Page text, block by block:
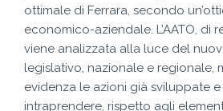
ottimale di Ferrara, secondo
economico-aziendale. L’AATO, di
viene analizzata alla luce del
legislativo, nazionale e regionale,
evidenza le azioni già sviluppate
intraprendere, rispetto agli